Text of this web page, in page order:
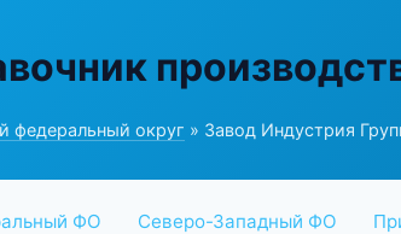
федеральный округ » Завод Индустрия
ФО Северо-Западный ФО